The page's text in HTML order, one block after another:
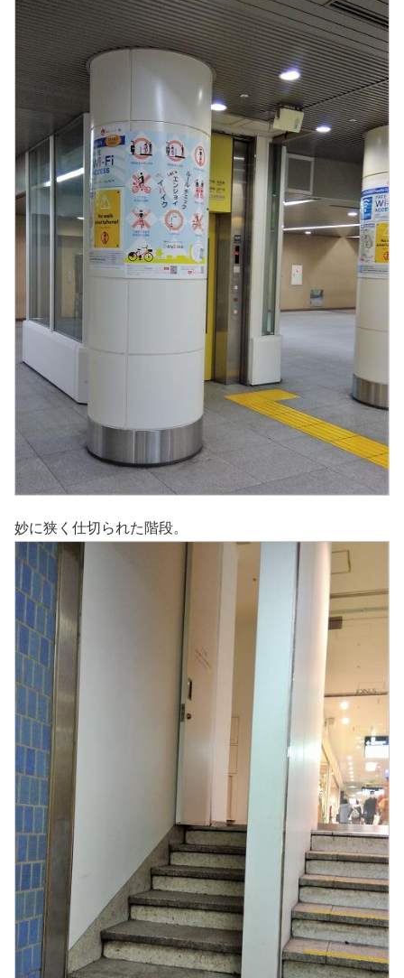
妙に狭く仕切られた階段。